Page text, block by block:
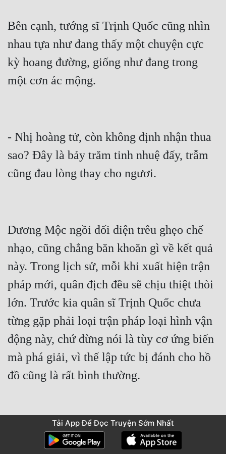
Bên cạnh, tướng sĩ Trịnh Quốc cũng nhìn
nhau tựa như đang thấy một chuyện cực
kỳ hoang đường, giống như đang trong
- Nhị hoàng tử, còn không định nhận thua
sao? Đây là bảy trăm tinh nhuệ đấy, trẫm
Dương Mộc ngồi đối diện trêu ghẹo chế
nhạo, cũng chẳng băn khoăn gì về kết quả
này. Trong lịch sử, mỗi khi xuất hiện trận
pháp mới, quân địch đều sẽ chịu thiệt thòi
lớn. Trước kia quân sĩ Trịnh Quốc chưa
từng gặp phải loại trận pháp loại hình vận
động này, chứ đừng nói là tùy cơ ứng biến
mà phá giải, vì thế lập tức bị đánh cho hồ
Mắt Trịnh Hàn hằn tơ máu, sắc mặt âm
Tải App Để Đọc Truyện Sớm Nhất